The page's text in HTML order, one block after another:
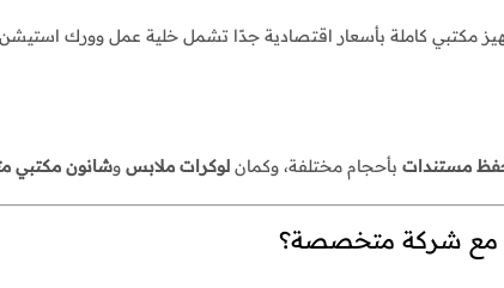
مكتبي كاملة بأسعار اقتصادية جدًا تشمل خلية عمل وورك
مستندات بأحجام مختلفة، وكمان لوكرات ملابس وشانون مكتبي
مع شركة متخصصة؟